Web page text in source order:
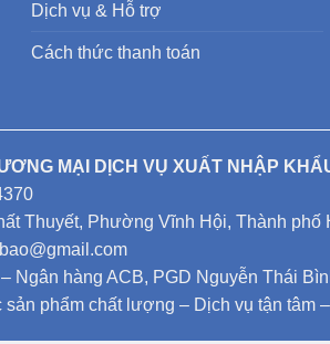
Dịch vụ & Hỗ trợ
Cách thức thanh toán
MẠI DỊCH VỤ XUẤT NHẬP
Thuyết, Phường Vĩnh Hội, Thành phố
Ngân hàng ACB, PGD Nguyễn Thái
sản phẩm chất lượng – Dịch vụ tận tâm